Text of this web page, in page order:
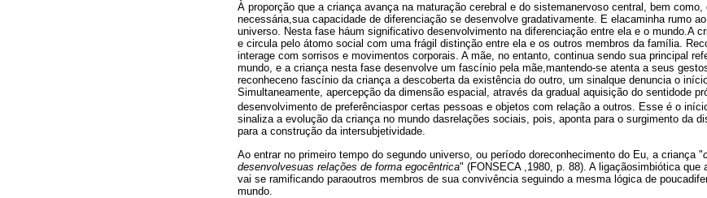
À proporção que a criança avança na maturação cerebral e do sistemanervoso central, bem
necessária,sua capacidade de diferenciação se desenvolve gradativamente. E elacaminha rumo
universo. Nesta fase háum significativo desenvolvimento na diferenciação entre ela e o mundo.A
e circula pelo átomo social com uma frágil distinção entre ela e os outros membros da família.
interage com sorrisos e movimentos corporais. A mãe, no entanto, continua sendo sua principal
mundo, e a criança nesta fase desenvolve um fascínio pela mãe,mantendo-se atenta a seus
reconheceno fascínio da criança a descoberta da existência do outro, um sinalque denuncia o
Simultaneamente, apercepção da dimensão espacial, através da gradual aquisição do sentidode
desenvolvimento de preferênciaspor certas pessoas e objetos com relação a outros. Esse é o
sinaliza a evolução da criança no mundo dasrelações sociais, pois, aponta para o surgimento da
para a construção da intersubjetividade.
Ao entrar no primeiro tempo do segundo universo, ou período doreconhecimento do Eu, a criança "
desenvolvesuas relações de forma egocêntrica" (FONSECA ,1980, p. 88). A ligaçãosimbiótica que
vai se ramificando paraoutros membros de sua convivência seguindo a mesma lógica de
mundo.